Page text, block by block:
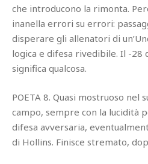
che introducono la rimonta.
inanella errori su errori:
disperare gli allenatori di
logica e difesa rivedibile. Il -28
significa qualcosa.
POETA 8. Quasi mostruoso nel
campo, sempre con la lucidità
difesa avversaria,
di Hollins. Finisce stremato,